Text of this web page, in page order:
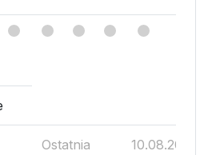
Ostatnia
10.08.2026